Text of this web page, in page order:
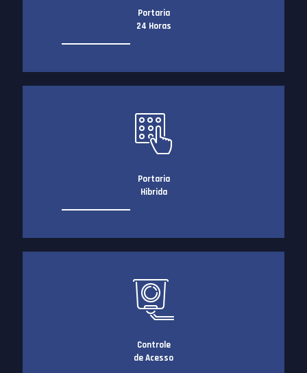
Portaria
24 Horas
Portaria
Hibrida
Controle
de Acesso